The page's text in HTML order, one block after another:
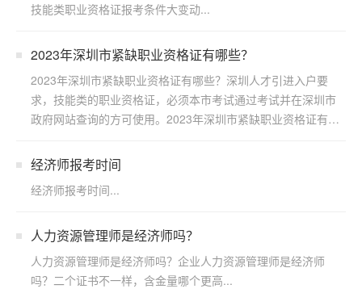
技能类职业资格证报考条件大变动...
2023年深圳市紧缺职业资格证有哪些？
2023年深圳市紧缺职业资格证有哪些？深圳人才引进入户要
求，技能类的职业资格证，必须本市考试通过考试并在深圳市
政府网站查询的方可使用。2023年深圳市紧缺职业资格证有
经济师报考时间
经济师报考时间...
人力资源管理师是经济师吗？
人力资源管理师是经济师吗？企业人力资源管理师是经济师
吗？二个证书不一样，含金量哪个更高...